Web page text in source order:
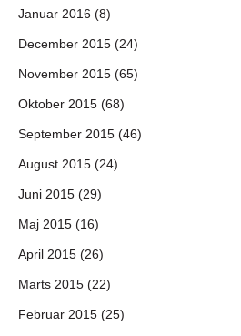
Januar 2016 (8)
December 2015 (24)
November 2015 (65)
Oktober 2015 (68)
September 2015 (46)
August 2015 (24)
Juni 2015 (29)
Maj 2015 (16)
April 2015 (26)
Marts 2015 (22)
Februar 2015 (25)